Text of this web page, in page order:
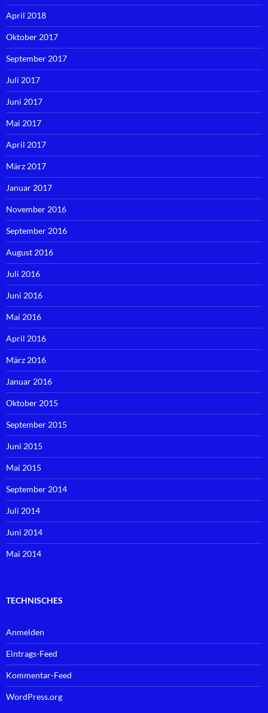
April 2018
Oktober 2017
September 2017
Juli 2017
Juni 2017
Mai 2017
April 2017
März 2017
Januar 2017
November 2016
September 2016
August 2016
Juli 2016
Juni 2016
Mai 2016
April 2016
März 2016
Januar 2016
Oktober 2015
September 2015
Juni 2015
Mai 2015
September 2014
Juli 2014
Juni 2014
Mai 2014
TECHNISCHES
Anmelden
Eintrags-Feed
Kommentar-Feed
WordPress.org